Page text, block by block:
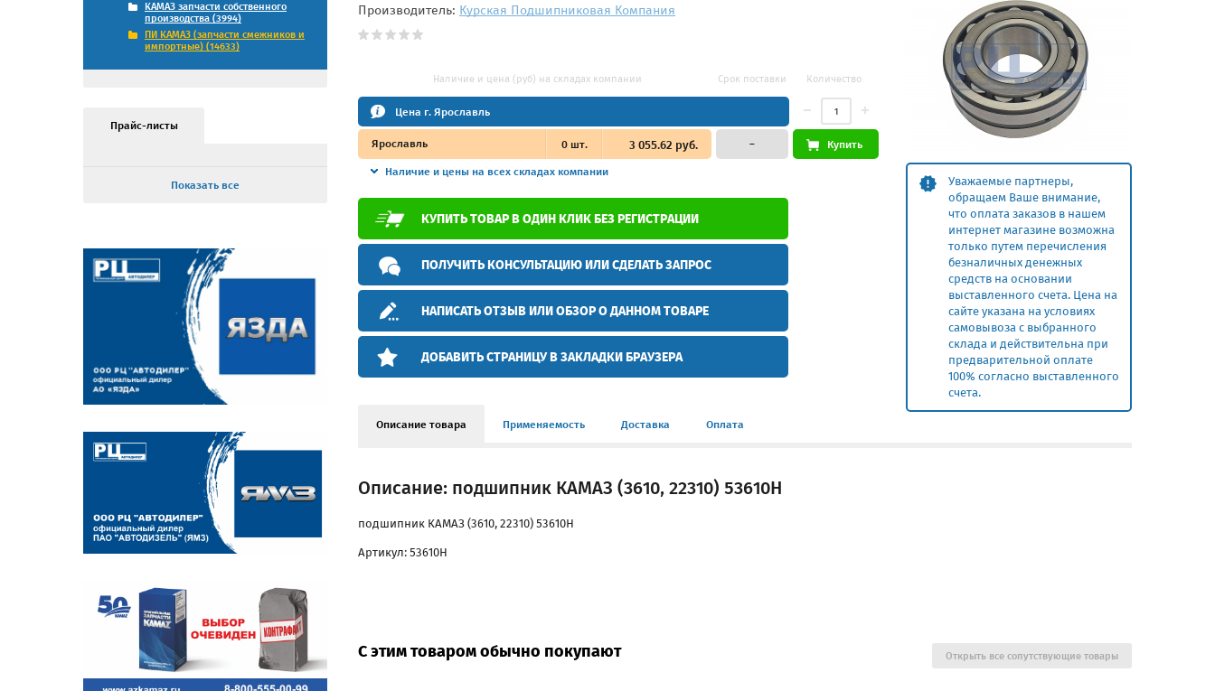
КАМАЗ запчасти собственного
производства (3994)
ПИ КАМАЗ (запчасти смежников и
импортные) (14633)
Прайс-листы
Показать все
Уважаемые партнеры,
обращаем Ваше внимание,
что оплата заказов в нашем
интернет магазине возможна
только путем перечисления
безналичных денежных
средств на основании
выставленного счета. Цена на
сайте указана на условиях
самовывоза с выбранного
склада и действительна при
предварительной оплате
100% согласно выставленного
счета.
Производитель: Курская Подшипниковая Компания
Наличие и цена (руб) на складах компании Срок поставки Количество
Цена г. Ярославль
Ярославль 0шт. 3 055.62 руб.
Наличие и цены на всех складах компании
– Купить
КУПИТЬ ТОВАР В ОДИН КЛИК БЕЗ РЕГИСТРАЦИИ
ПОЛУЧИТЬ КОНСУЛЬТАЦИЮ ИЛИ СДЕЛАТЬ ЗАПРОС
НАПИСАТЬ ОТЗЫВ ИЛИ ОБЗОР О ДАННОМ ТОВАРЕ
ДОБАВИТЬ СТРАНИЦУ В ЗАКЛАДКИ БРАУЗЕРА
Описание товара Применяемость Доставка Оплата
Описание: подшипник КАМАЗ (3610, 22310) 53610Н
подшипник КАМАЗ (3610, 22310) 53610Н
Артикул: 53610Н
С этим товаром обычно покупают Открыть все сопутствующие товары